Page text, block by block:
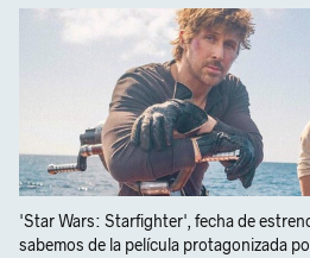
'Star Wars: Starfighter', fecha de
sabemos de la película protagonizada